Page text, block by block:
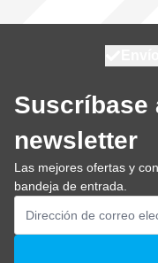
Suscríbase
newsletter
Las mejores ofertas y
bandeja de entrada.
Dirección de email